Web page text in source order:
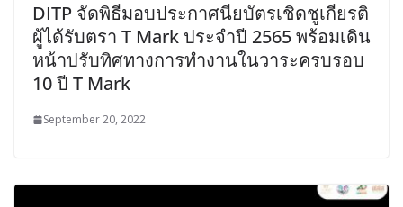
DITP จัดพิธีมอบประกาศนียบัตรเชิดชูเกียรติ
ผู้ได้รับตรา T Mark ประจำปี 2565 พร้อมเดิน
หน้าปรับทิศทางการทำงานในวาระครบรอบ
10 ปี T Mark
September 20, 2022